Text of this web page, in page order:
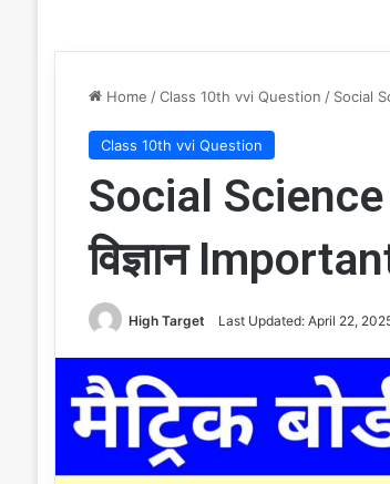
Home / Class 10th vvi Question / Social
Class 10th vvi Question
Social Science
विज्ञान
High Target Last Updated: April 22,